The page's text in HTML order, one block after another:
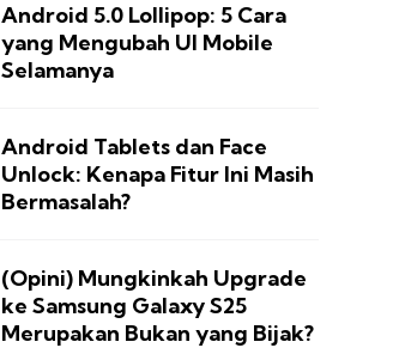
Android 5.0 Lollipop: 5 Cara
yang Mengubah UI Mobile
Selamanya
Android Tablets dan Face
Unlock: Kenapa Fitur Ini Masih
Bermasalah?
(Opini) Mungkinkah Upgrade
ke Samsung Galaxy S25
Merupakan Bukan yang Bijak?